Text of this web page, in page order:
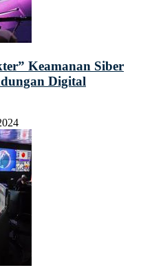
Keamanan Siber
Digital